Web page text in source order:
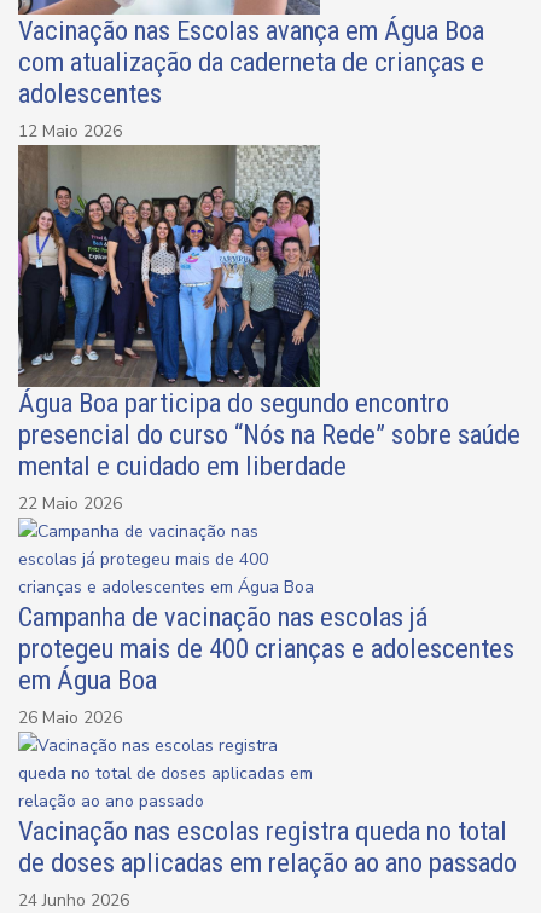
Vacinação nas Escolas avança em Água Boa
com atualização da caderneta de crianças e
adolescentes
12 Maio 2026
Água Boa participa do segundo encontro
presencial do curso “Nós na Rede” sobre saúde
mental e cuidado em liberdade
22 Maio 2026
Campanha de vacinação nas escolas já
protegeu mais de 400 crianças e adolescentes
em Água Boa
26 Maio 2026
Vacinação nas escolas registra queda no total
de doses aplicadas em relação ao ano passado
24 Junho 2026